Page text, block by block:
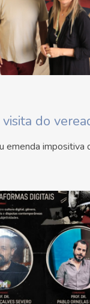
visita do
emenda impositiva